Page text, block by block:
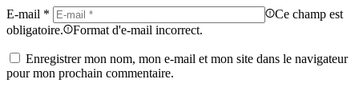
E-mail *
Ce champ est
obligatoire.
Format d'e-mail incorrect.
Enregistrer mon nom, mon e-mail et mon site dans le navigateur
pour mon prochain commentaire.